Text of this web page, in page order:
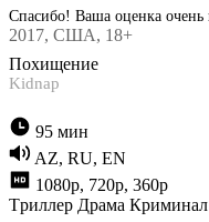
Спасибо! Ваша оценка очень
2017, США, 18+
Похищение
Kidnap
95 мин
AZ, RU, EN
1080p, 720p, 360p
Tриллер Драма Криминал